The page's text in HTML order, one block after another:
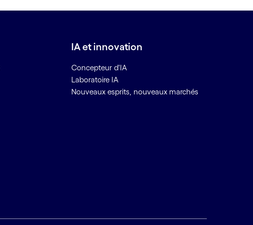
IA et innovation
Concepteur d'IA
Laboratoire IA
Nouveaux esprits, nouveaux marchés